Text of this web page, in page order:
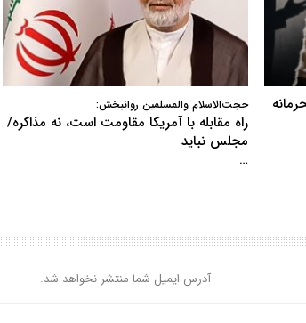
حجت‌الاسلام والمسلمین روانبخش:
راه مقابله با آمریکا مقاومت است، نه مذاکره/
مجلس نباید
…
آدرس ایمیل شما منتشر نخواهد شد.